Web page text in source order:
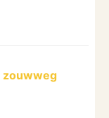
zouwweg